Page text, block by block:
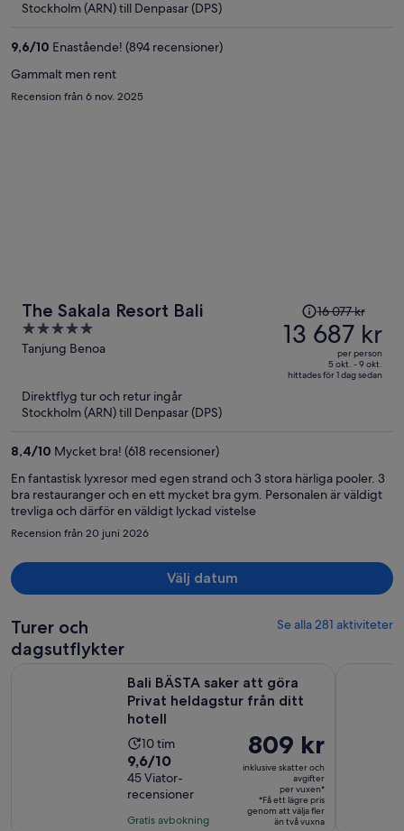
Stockholm (ARN) till Denpasar (DPS)
9,6/10 Enastående! (894 recensioner)
Gammalt men rent
Recension från 6 nov. 2025
The Sakala Resort Bali
5
out
5
Tanjung Benoa
Priset
var
16 077 kr
är
16 077 kr
13 687 kr
per person
5 okt. - 9 okt.
hittades för 1 dag sedan
Direktflyg tur och retur ingår
Stockholm (ARN) till Denpasar (DPS)
8,4/10 Mycket bra! (618 recensioner)
En fantastisk lyxresor med egen strand och 3 stora härliga pooler. 3
bra restauranger och en ett mycket bra gym. Personalen är väldigt
trevliga och därför en väldigt lyckad vistelse
Recension från 20 juni 2026
Välj datum
Turer och
dagsutflykter
Se alla 281 aktiviteter
Bali BÄSTA saker att göra
Privat heldagstur från ditt
hotell
Aktivitetens
längd
är
10
timmar
10 tim
9.6
av
10
med
9,6/10
45 Viator-
recensioner
Gratis avbokning
Priset
är
809 kr
per
vuxen*
809 kr
inklusive skatter och
avgifter
per vuxen*
*Få ett lägre pris
genom att välja fler
än två vuxna
Bali BÄSTA saker att göra Privat heldagstur från ditt hotell